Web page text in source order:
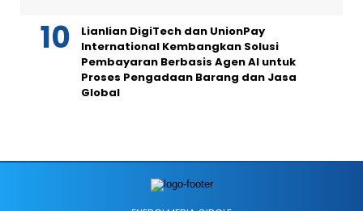
Lianlian DigiTech dan UnionPay
International Kembangkan Solusi
Pembayaran Berbasis Agen AI untuk
Proses Pengadaan Barang dan Jasa
Global